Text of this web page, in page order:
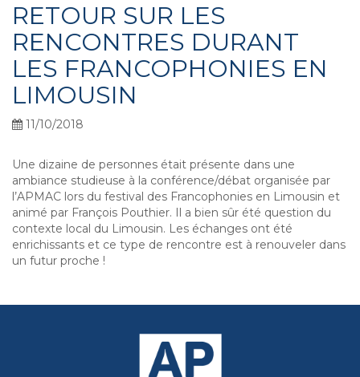
RETOUR SUR LES
RENCONTRES DURANT
LES FRANCOPHONIES EN
LIMOUSIN
11/10/2018
Une dizaine de personnes était présente dans une
ambiance studieuse à la conférence/débat organisée par
l’APMAC lors du festival des Francophonies en Limousin et
animé par François Pouthier. Il a bien sûr été question du
contexte local du Limousin. Les échanges ont été
enrichissants et ce type de rencontre est à renouveler dans
un futur proche !